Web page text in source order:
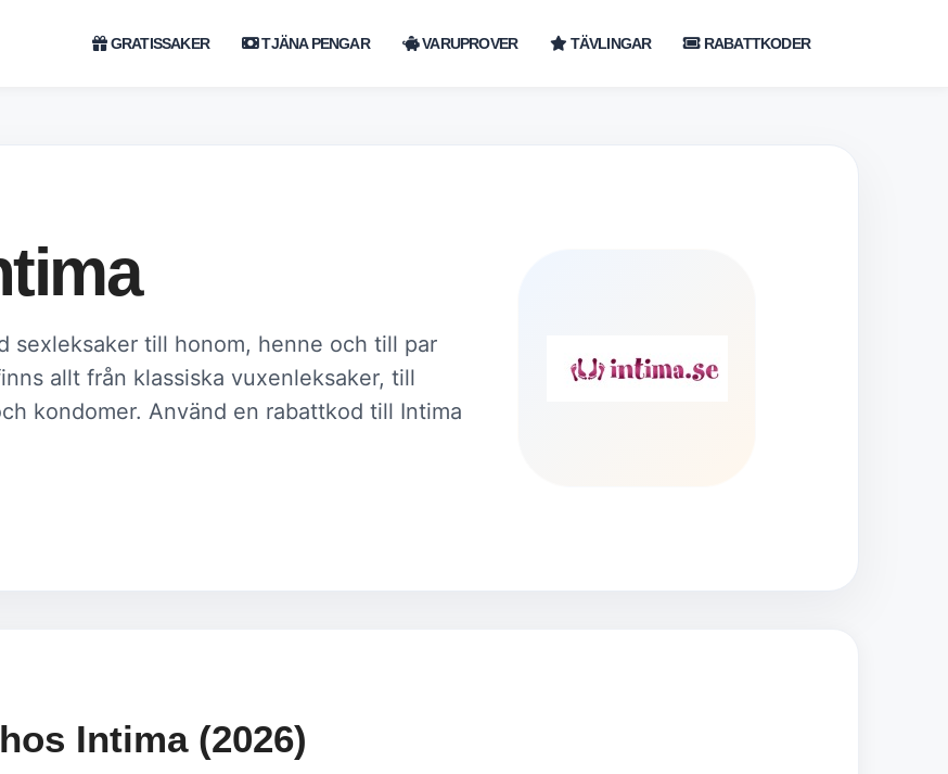
GRATISSAKER TJÄNA PENGAR VARUPROVER TÄVLINGAR RABATTKODER
sexleksaker till honom, henne och till par
allt från klassiska vuxenleksaker, till
kondomer. Använd en rabattkod till Intima
Intima (2026)